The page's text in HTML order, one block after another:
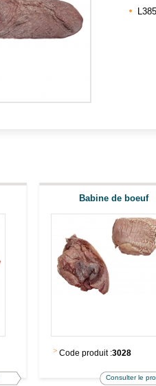
Babine de boeuf
> Code produit :3028
Consulter le